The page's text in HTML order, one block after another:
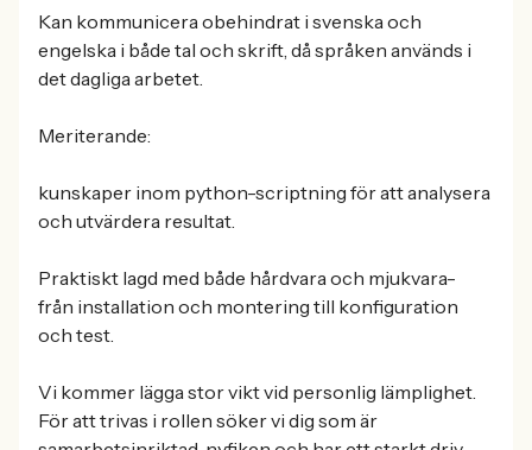
Kan kommunicera obehindrat i svenska och
engelska i både tal och skrift, då språken används i
det dagliga arbetet.
Meriterande:
kunskaper inom python-scriptning för att analysera
och utvärdera resultat.
Praktiskt lagd med både hårdvara och mjukvara-
från installation och montering till konfiguration
och test.
Vi kommer lägga stor vikt vid personlig lämplighet.
För att trivas i rollen söker vi dig som är